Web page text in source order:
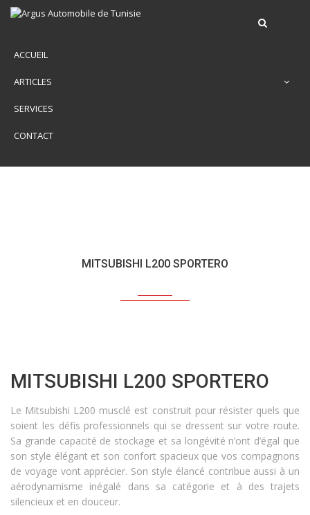
ACCUEIL
ARTICLES
SERVICES
CONTACT
MITSUBISHI L200 SPORTERO
MITSUBISHI L200 SPORTERO
Le Mitsubishi L200 musclé est construit pour résister quels que
soient les défis professionnels qui se dressent sur votre route.
Sa grande capacité de stockage et sa longévité n’ont d’égal que
son style élégant et son confort spacieux que vos compagnons
de voyage vont apprécier. Son style élancé contribue aussi à un
aérodynamisme inégalé dans sa catégorie et à des trajets
silencieux et en douceur.